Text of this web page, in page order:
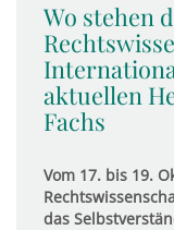
Wo stehen
aktuellen
Fachs
Vom 17. bis 19.
das